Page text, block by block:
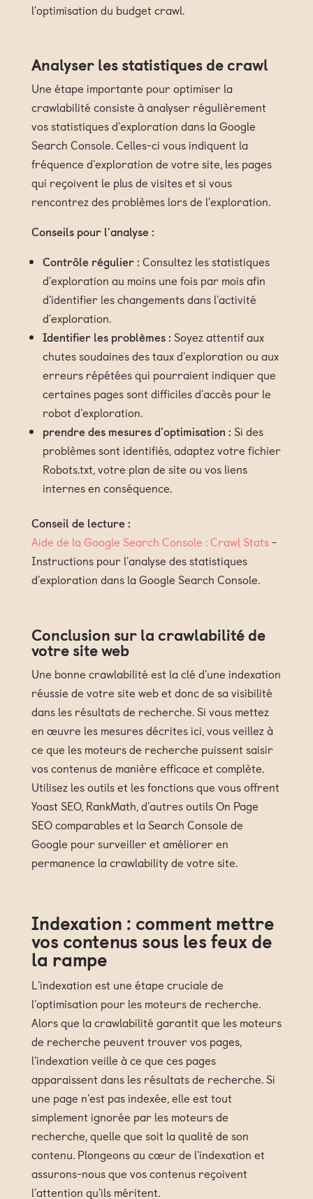
l'optimisation du budget crawl.
Analyser les statistiques de crawl
Une étape importante pour optimiser la
crawlabilité consiste à analyser régulièrement
vos statistiques d'exploration dans la Google
Search Console. Celles-ci vous indiquent la
fréquence d'exploration de votre site, les pages
qui reçoivent le plus de visites et si vous
rencontrez des problèmes lors de l'exploration.
Conseils pour l'analyse :
Contrôle régulier : Consultez les statistiques
d'exploration au moins une fois par mois afin
d'identifier les changements dans l'activité
d'exploration.
Identifier les problèmes : Soyez attentif aux
chutes soudaines des taux d'exploration ou aux
erreurs répétées qui pourraient indiquer que
certaines pages sont difficiles d'accès pour le
robot d'exploration.
prendre des mesures d'optimisation : Si des
problèmes sont identifiés, adaptez votre fichier
Robots.txt, votre plan de site ou vos liens
internes en conséquence.
Conseil de lecture :
Aide de la Google Search Console : Crawl Stats-
Instructions pour l'analyse des statistiques
d'exploration dans la Google Search Console.
Conclusion sur la crawlabilité de
votre site web
Une bonne crawlabilité est la clé d'une indexation
réussie de votre site web et donc de sa visibilité
dans les résultats de recherche. Si vous mettez
en œuvre les mesures décrites ici, vous veillez à
ce que les moteurs de recherche puissent saisir
vos contenus de manière efficace et complète.
Utilisez les outils et les fonctions que vous offrent
Yoast SEO, RankMath, d'autres outils On Page
SEO comparables et la Search Console de
Google pour surveiller et améliorer en
permanence la crawlability de votre site.
Indexation : comment mettre
vos contenus sous les feux de
la rampe
L'indexation est une étape cruciale de
l'optimisation pour les moteurs de recherche.
Alors que la crawlabilité garantit que les moteurs
de recherche peuvent trouver vos pages,
l'indexation veille à ce que ces pages
apparaissent dans les résultats de recherche. Si
une page n'est pas indexée, elle est tout
simplement ignorée par les moteurs de
recherche, quelle que soit la qualité de son
contenu. Plongeons au cœur de l'indexation et
assurons-nous que vos contenus reçoivent
l'attention qu'ils méritent.